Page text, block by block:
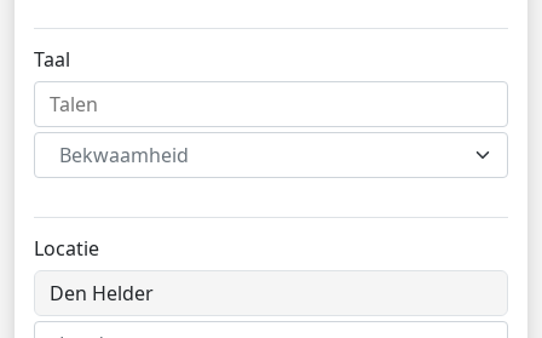
Taal
Bekwaamheid
Locatie